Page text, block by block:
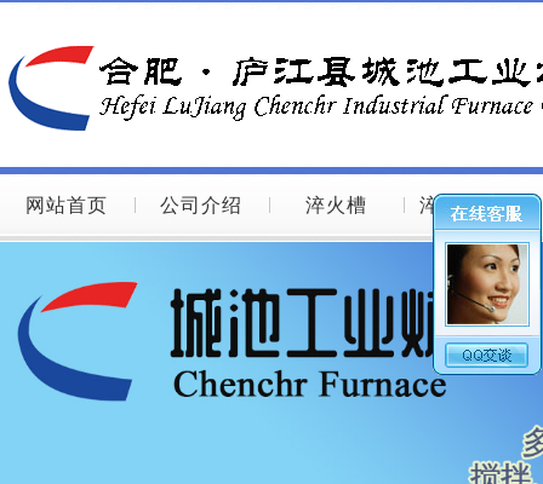
网站首页 公司介绍 淬火槽 淬火槽图片